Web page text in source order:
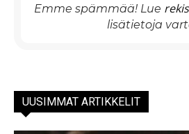
Emme spämmää! Lue
lisätietoja
UUSIMMAT ARTIKKELIT